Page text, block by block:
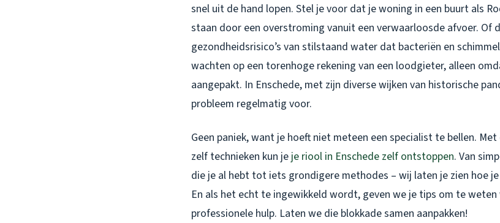
snel uit de hand lopen. Stel je voor dat je woning in een buurt als
staan door een overstroming vanuit een verwaarloosde afvoer. Of
gezondheidsrisico’s van stilstaand water dat bacteriën en
wachten op een torenhoge rekening van een loodgieter, alleen
aangepakt. In Enschede, met zijn diverse wijken van historische
probleem regelmatig voor.
Geen paniek, want je hoeft niet meteen een specialist te bellen.
zelf technieken kun je je riool in Enschede zelf ontstoppen. Van
die je al hebt tot iets grondigere methodes – wij laten je zien hoe
En als het echt te ingewikkeld wordt, geven we je tips om te
professionele hulp. Laten we die blokkade samen aanpakken!